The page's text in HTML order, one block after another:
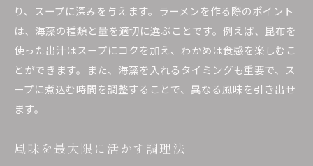
家庭で手軽にできる贅沢体験
毎日の食事に変化をもたらす方法
海藻ラーメンを通じた新しい日常
特別な日にもぴったりな海藻ラーメン
り、スープに深みを与えます。ラーメンを作る際のポイント
は、海藻の種類と量を適切に選ぶことです。例えば、昆布を
使った出汁はスープにコクを加え、わかめは食感を楽しむこ
とができます。また、海藻を入れるタイミングも重要で、ス
ープに煮込む時間を調整することで、異なる風味を引き出せ
ます。
風味を最大限に活かす調理法